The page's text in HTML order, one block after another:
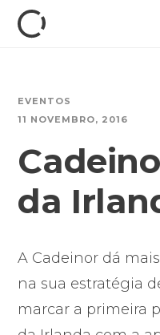
EVENTOS
11 NOVEMBRO, 2016
da
A Cadeinor dá
na sua estratégia
marcar a primeira